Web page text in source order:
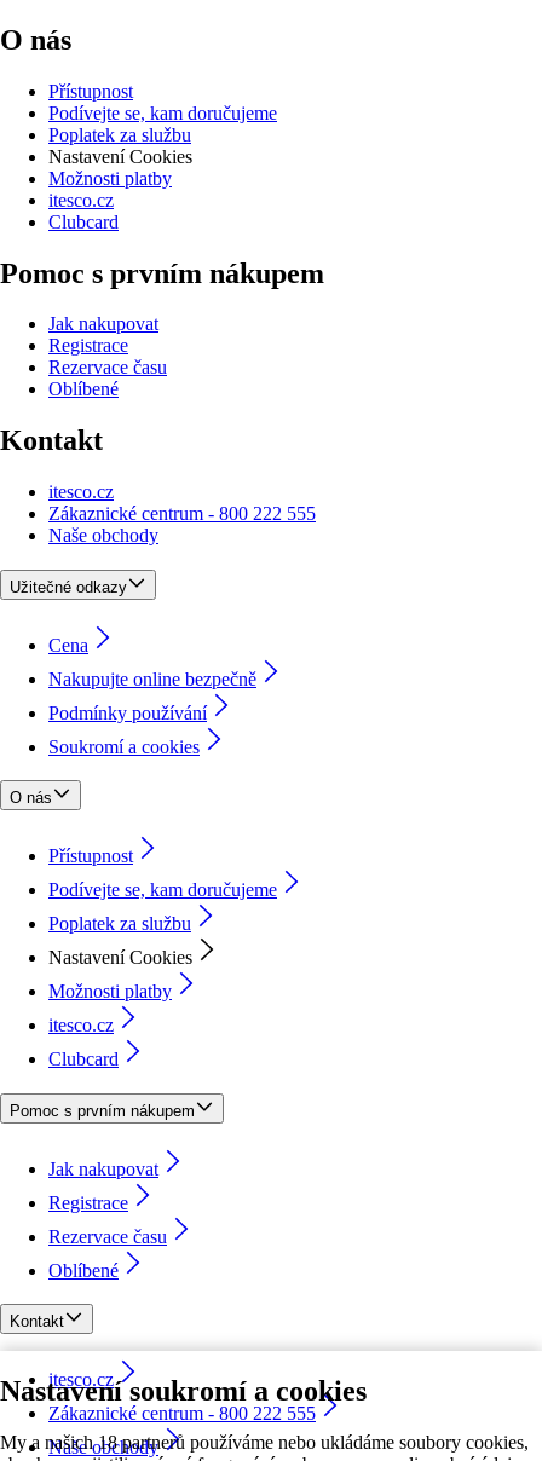
Nastavení soukromí a cookies
My a našich 18 partnerů používáme nebo ukládáme soubory cookies,
O nás
Přístupnost
Podívejte se, kam doručujeme
Poplatek za službu
Nastavení Cookies
Možnosti platby
itesco.cz
Clubcard
Pomoc s prvním nákupem
Jak nakupovat
Registrace
Rezervace času
Oblíbené
Kontakt
itesco.cz
Zákaznické centrum - 800 222 555
Naše obchody
Užitečné odkazy
Cena
Nakupujte online bezpečně
Podmínky používání
Soukromí a cookies
O nás
Přístupnost
Podívejte se, kam doručujeme
Poplatek za službu
Nastavení Cookies
Možnosti platby
itesco.cz
Clubcard
Pomoc s prvním nákupem
Jak nakupovat
Registrace
Rezervace času
Oblíbené
Kontakt
itesco.cz
Zákaznické centrum - 800 222 555
Naše obchody